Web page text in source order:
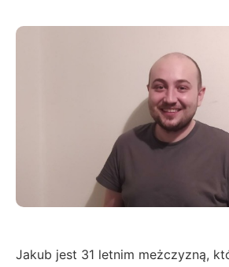
Jakub jest 31 letnim meżczyzną,